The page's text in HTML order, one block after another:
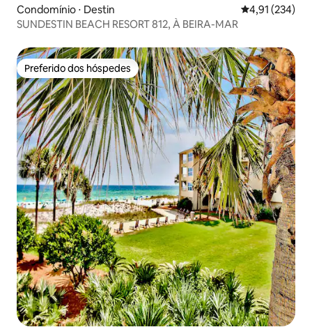
Condomínio ⋅ Destin 4,91 de uma
4,91 (234)
SUNDESTIN BEACH RESORT 812, À BEIRA-MAR
Preferido dos hóspedes
Preferido dos hóspedes